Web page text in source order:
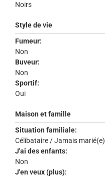
Noirs
Style de vie
Fumeur:
Non
Buveur:
Non
Sportif:
Oui
Maison et famille
Situation familiale:
Célibataire / Jamais marié(e)
J'ai des enfants:
Non
J'en veux (plus):